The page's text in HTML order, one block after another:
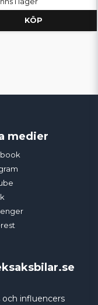
KÖP
medier
och influencers